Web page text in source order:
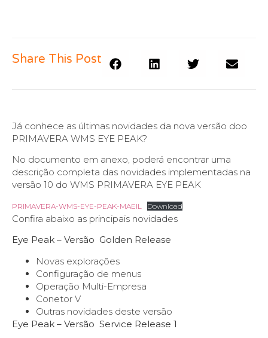
Share This Post
Já conhece as últimas novidades da nova versão doo
PRIMAVERA WMS EYE PEAK?
No documento em anexo, poderá encontrar uma
descrição completa das novidades implementadas na
versão 10 do WMS PRIMAVERA EYE PEAK
PRIMAVERA-WMS-EYE-PEAK-MAEIL Download
Confira abaixo as principais novidades
Eye Peak – Versão Golden Release
Novas explorações
Configuração de menus
Operação Multi-Empresa
Conetor V
Outras novidades deste versão
Eye Peak – Versão Service Release 1